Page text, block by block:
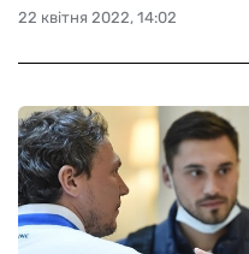
22 квітня 2022, 14:02